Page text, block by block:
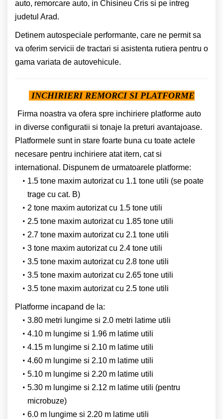
auto, remorcare auto, in Chisineu Cris si pe intreg
judetul Arad.
Detinem autospeciale performante, care ne permit sa
va oferim servicii de tractari si asistenta rutiera pentru o
gama variata de autovehicule.
INCHIRIERI REMORCI SI PLATFORME
Firma noastra va ofera spre inchiriere platforme auto
in diverse configuratii si tonaje la preturi avantajoase.
Platformele sunt in stare foarte buna cu toate actele
necesare pentru inchiriere atat itern, cat si
international. Dispunem de urmatoarele platforme:
1.5 tone maxim autorizat cu 1.1 tone utili (se poate
trage cu cat. B)
2 tone maxim autorizat cu 1.5 tone utili
2.5 tone maxim autorizat cu 1.85 tone utili
2.7 tone maxim autorizat cu 2.1 tone utili
3 tone maxim autorizat cu 2.4 tone utili
3.5 tone maxim autorizat cu 2.8 tone utili
3.5 tone maxim autorizat cu 2.65 tone utili
3.5 tone maxim autorizat cu 2.5 tone utili
Platforme incapand de la:
3.80 metri lungime si 2.0 metri latime utili
4.10 m lungime si 1.96 m latime utili
4.15 m lungime si 2.10 m latime utili
4.60 m lungime si 2.10 m latime utili
5.10 m lungime si 2.20 m latime utili
5.30 m lungime si 2.12 m latime utili (pentru
microbuze)
6.0 m lungime si 2.20 m latime utili